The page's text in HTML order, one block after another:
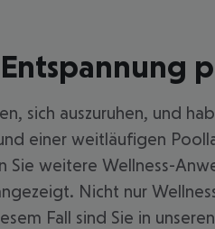
sich auszuruhen, und
einer weitläufigen
weitere Wellness-
Nicht nur
Fall sind Sie in